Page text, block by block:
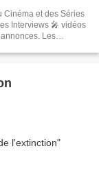
Cinéma et des Séries
Les